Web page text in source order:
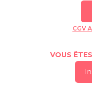
CGV
VOUS